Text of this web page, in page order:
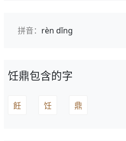
拼音： rèn dǐng
饪鼎包含的字
飪 饪 鼎